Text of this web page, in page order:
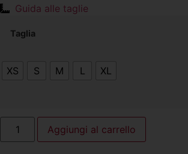
Guida alle taglie
Taglia
XS S M L XL
Aggiungi al carrello